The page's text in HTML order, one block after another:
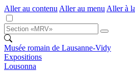
Aller au contenu Aller au menu Aller à
Musée romain de Lausanne-Vidy
Expositions
Lousonna